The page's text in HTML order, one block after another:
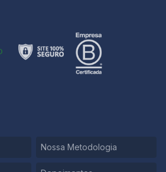
Nossa Metodologia